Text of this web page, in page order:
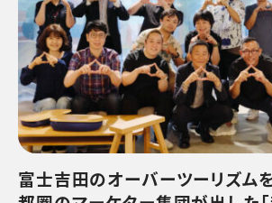
富士吉田のオーバーツーリズム